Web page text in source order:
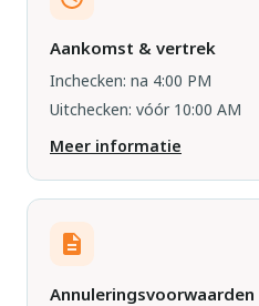
Aankomst & vertrek
Inchecken: na 4:00 PM
Uitchecken: vóór 10:00 AM
Meer informatie
Annuleringsvoorwaarden